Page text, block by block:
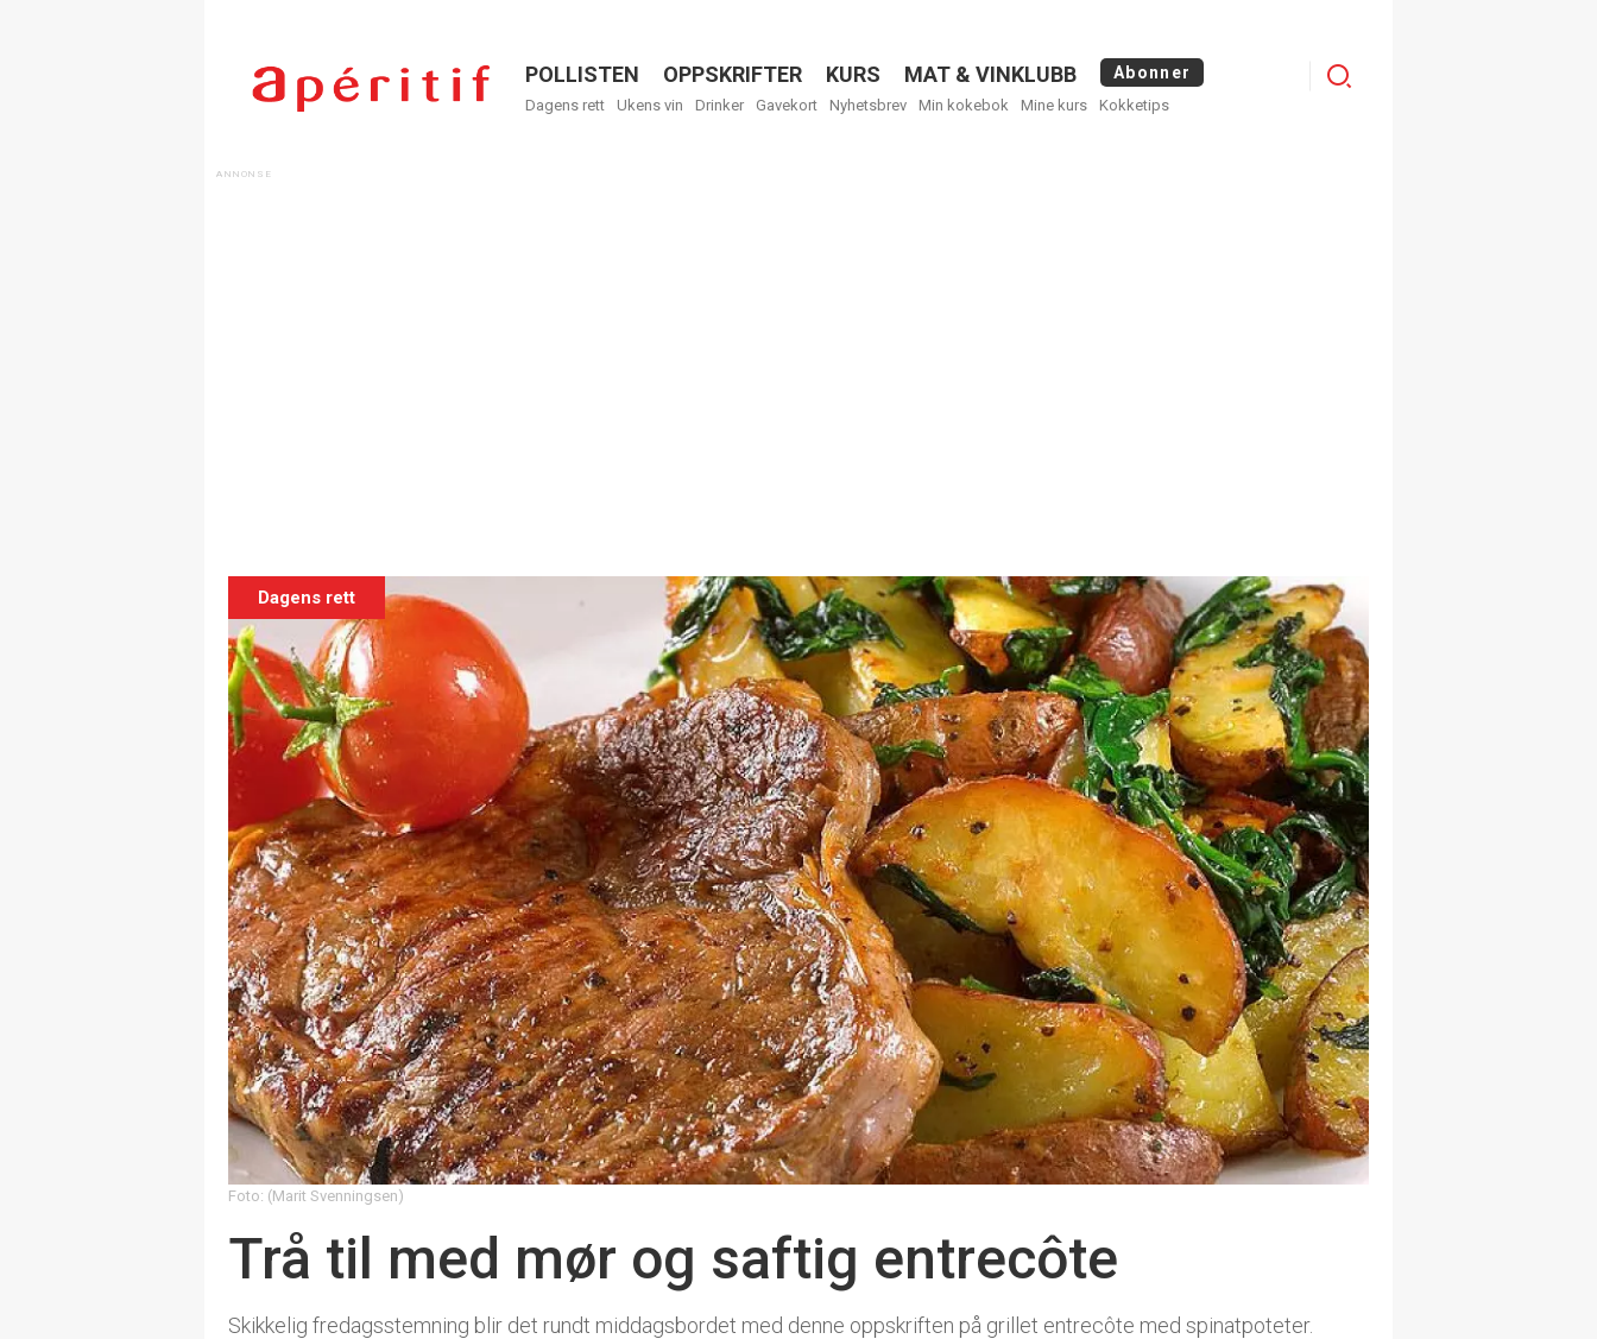
Menu
POLLISTEN OPPSKRIFTER KURS MAT & VINKLUBB Abonner
Dagens rett Ukens vin Drinker Gavekort Nyhetsbrev Min kokebok Mine kurs Kokketips
Logg
Dagens rett
Foto: (Marit Svenningsen)
Trå til med mør og saftig entrecôte
Skikkelig fredagsstemning blir det rundt middagsbordet med denne oppskriften på grillet entrecôte med spinatpoteter.